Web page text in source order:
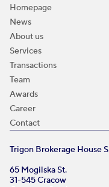
Homepage
News
About us
Services
Transactions
Team
Awards
Career
Contact
Trigon Brokerage House
65 Mogilska St.
31-545 Cracow